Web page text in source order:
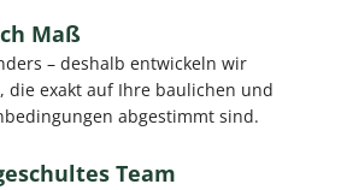
Maß
– deshalb entwickeln wir
die exakt auf Ihre baulichen und
abgestimmt sind.
Team